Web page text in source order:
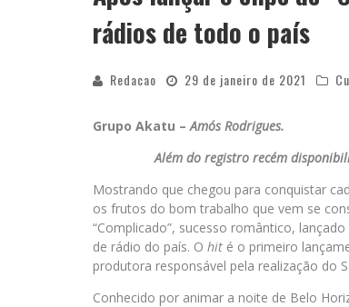
rádios de todo o país
Redacao 29 de janeiro de 2021
Grupo Akatu –Amós Rodrigues.
Além do registro recém
Mostrando que chegou para conquistar
os frutos do bom trabalho que vem se
“Complicado”, sucesso romântico,
de rádio do país. O hit é o primeiro
produtora responsável pela realização do
Conhecido por animar a noite de Belo